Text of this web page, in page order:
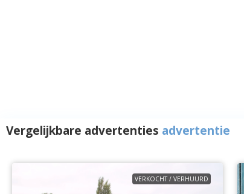
Vergelijkbare advertenties advertentie
VERKOCHT / VERHUURD